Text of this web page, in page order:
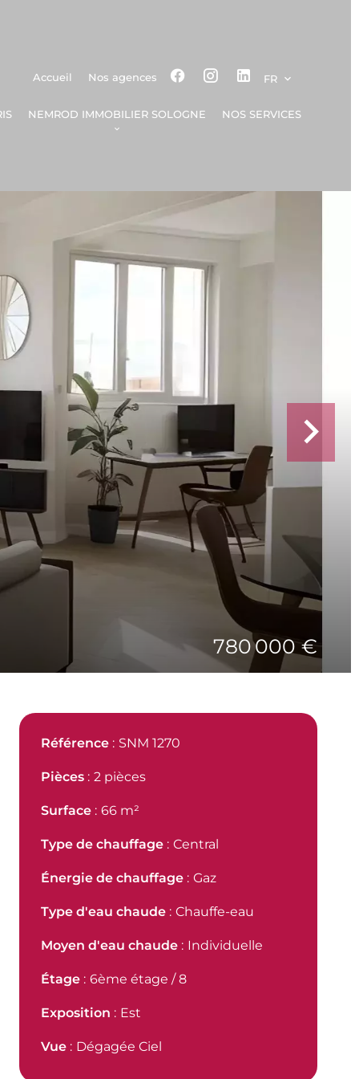
Accueil Nos agences FR
NEMROD IMMOBILIER SOLOGNE NOS SERVICES
780 000 €
Référence SNM 1270
Pièces 2 pièces
Surface 66 m²
Type de chauffage Central
Énergie de chauffage Gaz
Type d'eau chaude Chauffe-eau
Moyen d'eau chaude Individuelle
Étage 6ème étage / 8
Exposition Est
Vue Dégagée Ciel